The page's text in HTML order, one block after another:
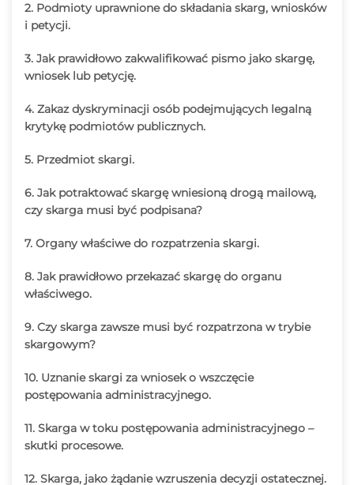
2. Podmioty uprawnione do składania skarg, wniosków
i petycji.
3. Jak prawidłowo zakwalifikować pismo jako skargę,
wniosek lub petycję.
4. Zakaz dyskryminacji osób podejmujących legalną
krytykę podmiotów publicznych.
5. Przedmiot skargi.
6. Jak potraktować skargę wniesioną drogą mailową,
czy skarga musi być podpisana?
7. Organy właściwe do rozpatrzenia skargi.
8. Jak prawidłowo przekazać skargę do organu
właściwego.
9. Czy skarga zawsze musi być rozpatrzona w trybie
skargowym?
10. Uznanie skargi za wniosek o wszczęcie
postępowania administracyjnego.
11. Skarga w toku postępowania administracyjnego –
skutki procesowe.
12. Skarga, jako żądanie wzruszenia decyzji ostatecznej.